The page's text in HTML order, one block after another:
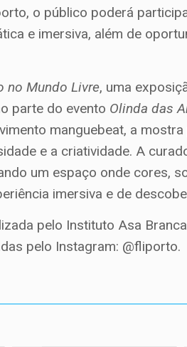
o público poderá
e imersiva, além de
no Mundo Livre, uma
parte do evento Olinda das
manguebeat, a
e a criatividade. A
um espaço onde cores,
imersiva e de
pelo Instituto Asa
pelo Instagram: @fliporto.